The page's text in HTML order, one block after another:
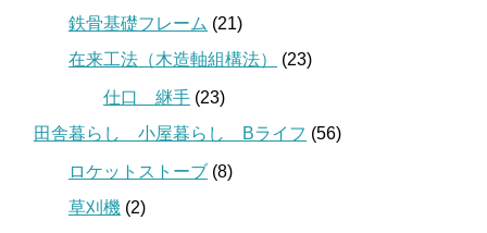
鉄骨基礎フレーム (21)
在来工法（木造軸組構法）
(23)
仕口 継手 (23)
田舎暮らし 小屋暮らし Bライフ (56)
ロケットストーブ (8)
草刈機 (2)